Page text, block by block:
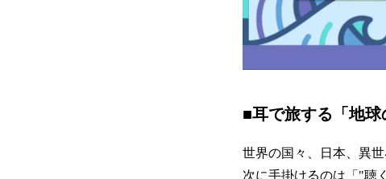
■耳で旅する「地球
世界の国々、日本、異
次に手掛けるのは「"聴